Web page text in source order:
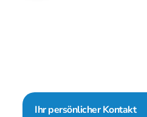
Seitenspalte
Ihr persönlicher Kontakt